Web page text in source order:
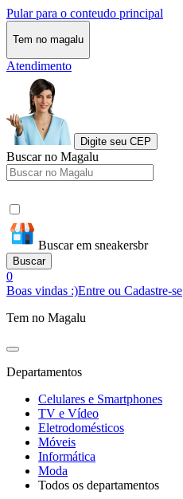
Pular para o conteudo principal
Tem no magalu
Atendimento
Digite seu CEP
Buscar no Magalu
Buscar em sneakersbr
Buscar
0
Boas vindas :)Entre ou Cadastre-se
Tem no Magalu
Departamentos
Celulares e Smartphones
TV e Vídeo
Eletrodomésticos
Móveis
Informática
Moda
Todos os departamentos